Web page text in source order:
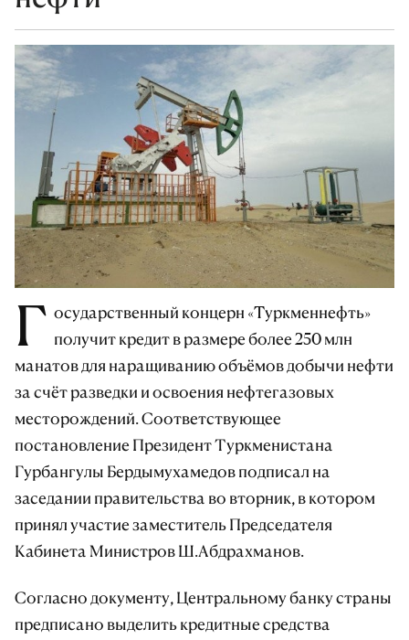
Г осударственный концерн «Tуркменнефть»
получит кредит в размере более 250 млн
манатов для наращиванию объёмов добычи нефти
за счёт разведки и освоения нефтегазовых
месторождений. Соответствующее
постановление Президент Туркменистана
Гурбангулы Бердымухамедов подписал на
заседании правительства во вторник, в котором
принял участие заместитель Председателя
Кабинета Министров Ш.Абдрахманов.
Согласно документу, Центральному банку страны
предписано выделить кредитные средства